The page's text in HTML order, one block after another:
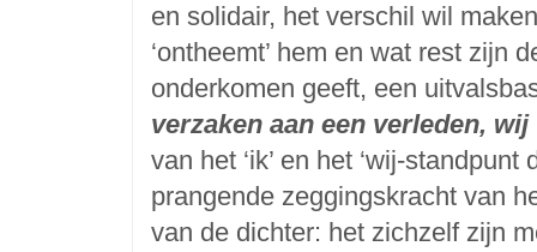
en solidair, het verschil wil
‘ontheemt’ hem en wat rest zijn
onderkomen geeft, een
verzaken aan een verleden,
van het ‘ik’ en het ‘wij-
prangende zeggingskracht van
van de dichter: het zichzelf zijn